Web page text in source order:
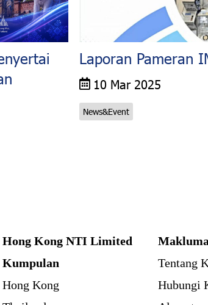
Laporan Pameran
10 Mar 2025
News&Event
Hong Kong NTI Limited
Kumpulan
Hong Kong
Tentang
Hubungi